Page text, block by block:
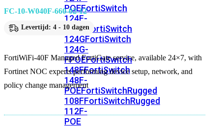
POEFortiSwitch
124F-
FPOEFortiSwitch
124GFortiSwitch
124G-
FPOEFortiSwitch
148FFortiSwitch
148F-
POEFortiSwitchRugged
108FFortiSwitchRugged
112F-
POE
FC-10-W040F-660-02-12
Levertijd: 4 - 10 dagen
FortiWiFi-40F Managed FortiGate service, available 24×7, with
Fortinet NOC experts performing device setup, network, and
policy change management